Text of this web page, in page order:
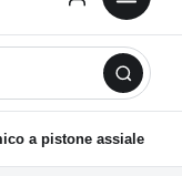
a pistone assiale